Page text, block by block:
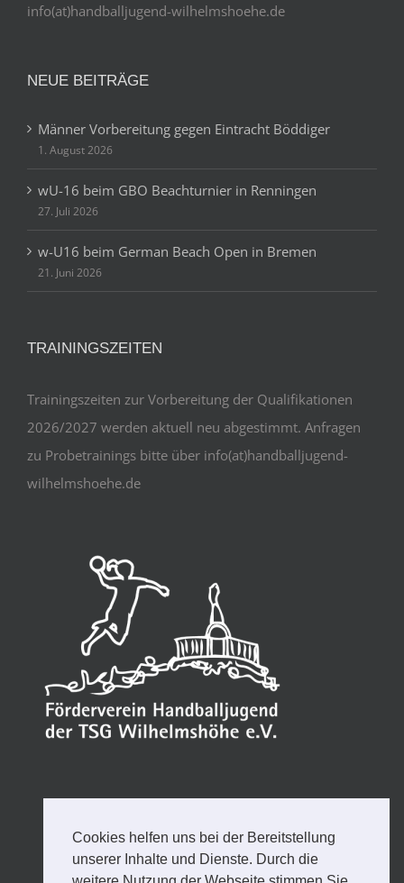
Cookies helfen uns bei der Bereitstellung
unserer Inhalte und Dienste. Durch die
info(at)handballjugend-wilhelmshoehe.de
NEUE BEITRÄGE
Männer Vorbereitung gegen Eintracht Böddiger
1. August 2026
wU-16 beim GBO Beachturnier in Renningen
27. Juli 2026
w-U16 beim German Beach Open in Bremen
21. Juni 2026
TRAININGSZEITEN
Trainingszeiten zur Vorbereitung der Qualifikationen
2026/2027 werden aktuell neu abgestimmt. Anfragen
zu Probetrainings bitte über info(at)handballjugend-
wilhelmshoehe.de